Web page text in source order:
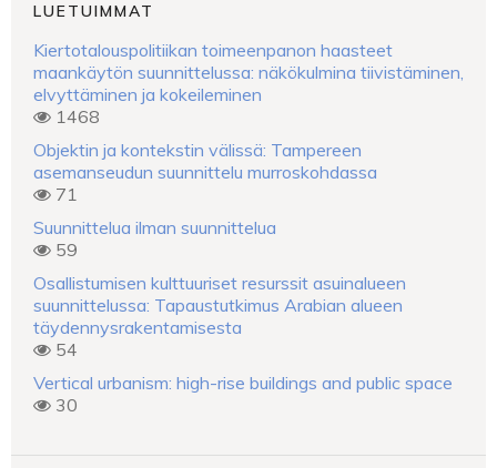
LUETUIMMAT
Kiertotalouspolitiikan toimeenpanon haasteet
maankäytön suunnittelussa: näkökulmina tiivistäminen,
elvyttäminen ja kokeileminen
1468
Objektin ja kontekstin välissä: Tampereen
asemanseudun suunnittelu murroskohdassa
71
Suunnittelua ilman suunnittelua
59
Osallistumisen kulttuuriset resurssit asuinalueen
suunnittelussa: Tapaustutkimus Arabian alueen
täydennysrakentamisesta
54
Vertical urbanism: high-rise buildings and public space
30